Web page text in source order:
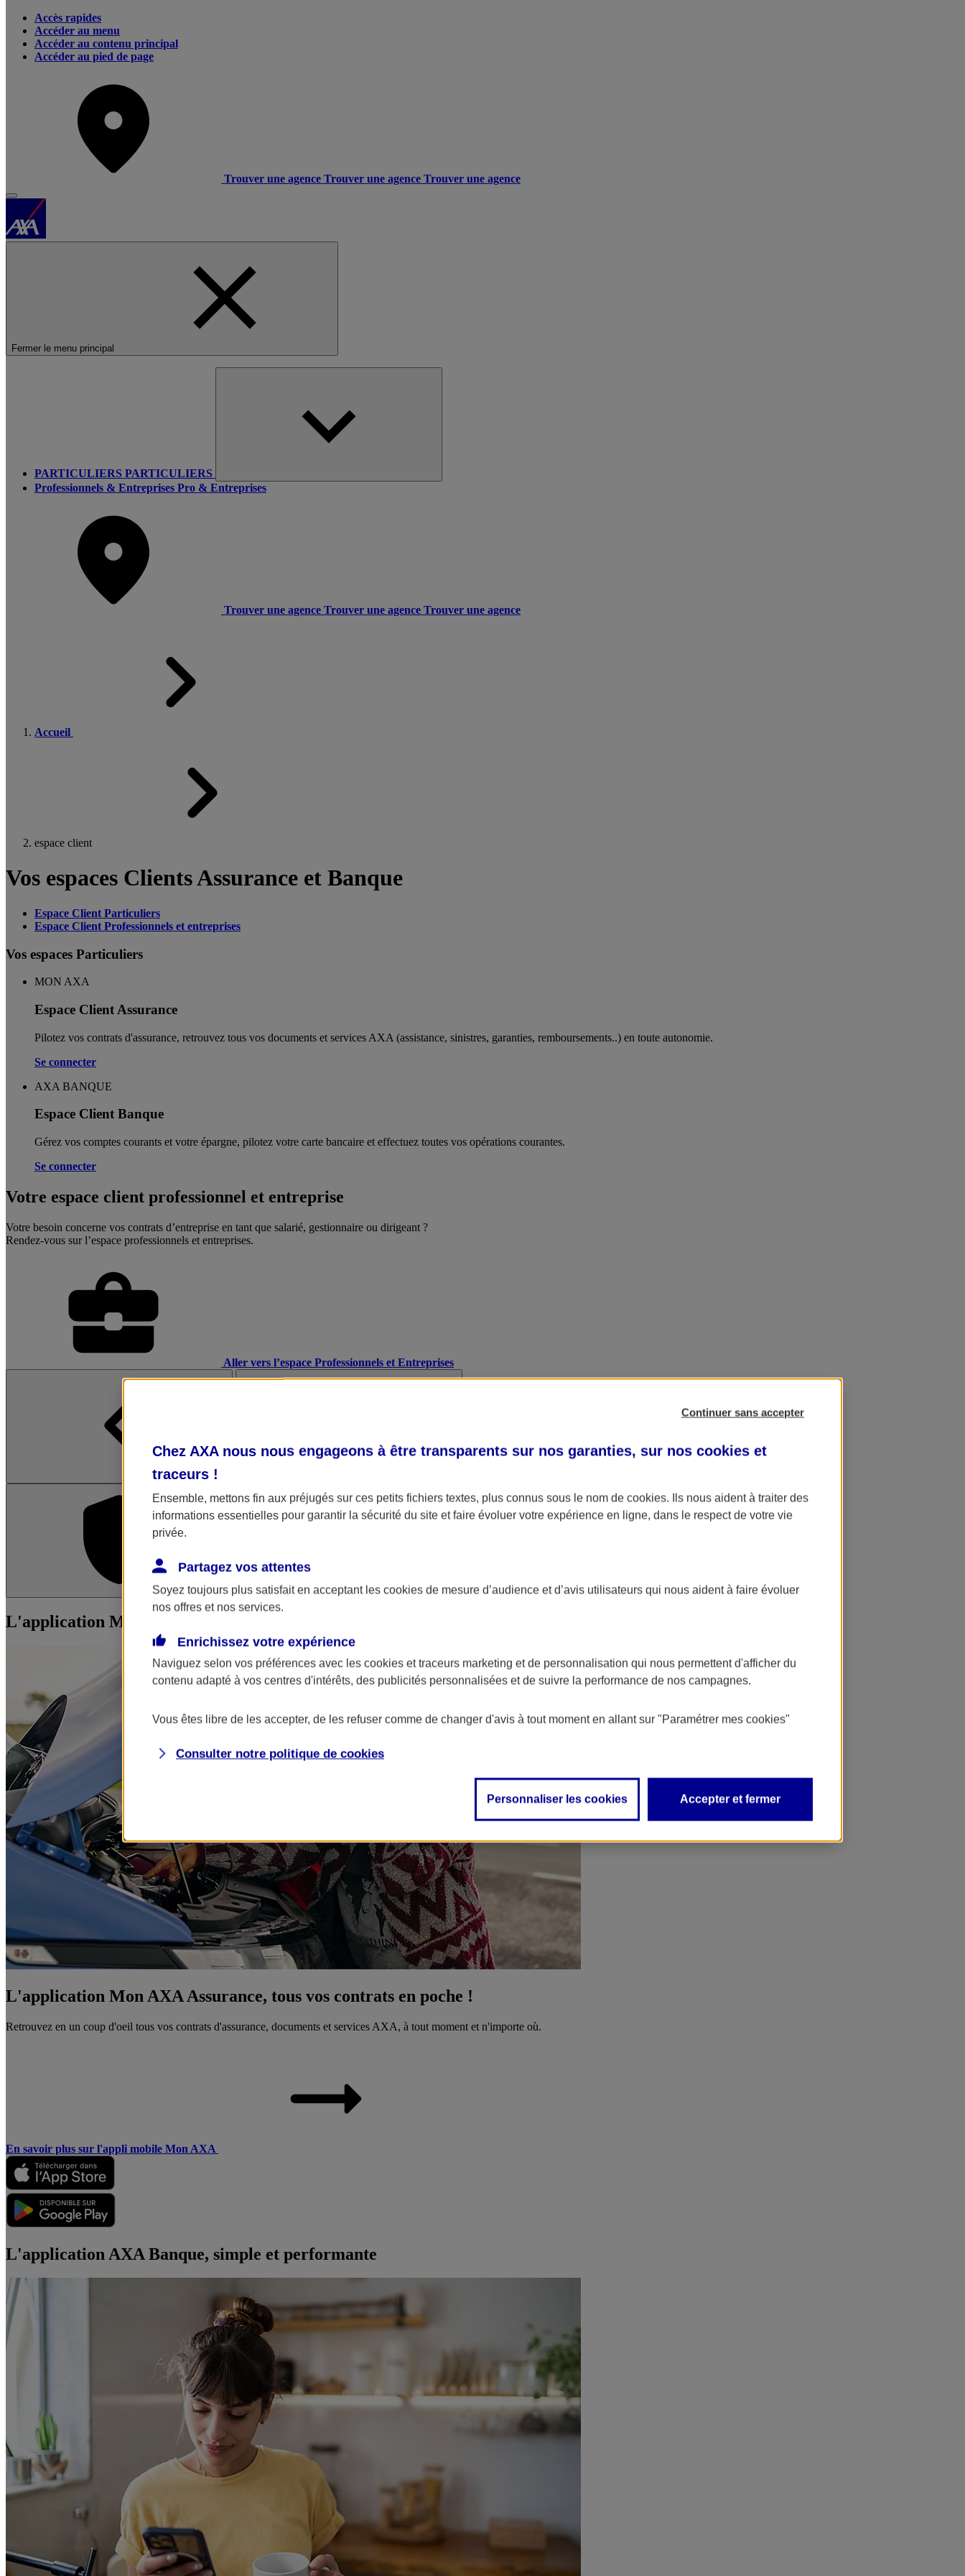
Accès rapides
Accéder au menu
Accéder au contenu principal
Accéder au pied de page
Trouver une agence Trouver une agence Trouver une agence
Fermer le menu principal
PARTICULIERS PARTICULIERS
Professionnels & Entreprises Pro & Entreprises
Trouver une agence Trouver une agence Trouver une agence
Accueil
espace client
Vos espaces Clients Assurance et Banque
Espace Client Particuliers
Espace Client Professionnels et entreprises
Vos espaces Particuliers
MON AXA
Espace Client Assurance
Pilotez vos contrats d'assurance, retrouvez tous vos documents et services AXA (assistance, sinistres, garanties, remboursements..) en toute autonomie. ​
Se connecter
AXA BANQUE
Espace Client Banque
Gérez vos comptes courants et votre épargne, pilotez votre carte bancaire et effectuez toutes vos opérations courantes.
Se connecter
Votre espace client professionnel et entreprise
Votre besoin concerne vos contrats d’entreprise en tant que salarié, gestionnaire ou dirigeant ?
Rendez-vous sur l’espace professionnels et entreprises.
Aller vers l’espace Professionnels et Entreprises
L'application Mon AXA Assurance L'application AXA Banque
L'application Mon AXA Assurance, tous vos contrats en poche !
L'application Mon AXA Assurance, tous vos contrats en poche !
Retrouvez en un coup d'oeil tous vos contrats d'assurance, documents et services AXA, à tout moment et n'importe où.
En savoir plus sur l'appli mobile Mon AXA
L'application AXA Banque, simple et performante
Continuer sans accepter
Chez AXA nous nous engageons à être transparents sur nos garanties, sur nos cookies et
traceurs !
Ensemble, mettons fin aux préjugés sur ces petits fichiers textes, plus connus sous le nom de cookies. Ils nous aident à traiter des
informations essentielles pour garantir la sécurité du site et faire évoluer votre expérience en ligne, dans le respect de votre vie
privée.
Partagez vos attentes
Soyez toujours plus satisfait en acceptant les cookies de mesure d’audience et d’avis utilisateurs qui nous aident à faire évoluer
nos offres et nos services.
Enrichissez votre expérience
Naviguez selon vos préférences avec les cookies et traceurs marketing et de personnalisation qui nous permettent d'afficher du
contenu adapté à vos centres d'intérêts, des publicités personnalisées et de suivre la performance de nos campagnes.
Vous êtes libre de les accepter, de les refuser comme de changer d'avis à tout moment en allant sur "Paramétrer mes cookies"
Consulter notre politique de cookies
Personnaliser les cookies Accepter et fermer